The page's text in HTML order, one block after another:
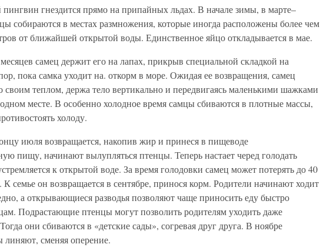
гнездится прямо на припайных льдах. В начале зимы, в марте–
собираются в местах размножения, которые иногда расположены более чем
от ближайшей открытой воды. Единственное яйцо откладывается в мае.
самец держит его на лапах, прикрыв специальной складкой на
пока самка уходит на. откорм в море. Ожидая ее возвращения, самец
своим теплом, держа тело вертикально и передвигаясь маленькими шажками
месте. В особенно холодное время самцы сбиваются в плотные массы,
холоду.
июля возвращается, накопив жир и принеся в пищеводе
пищу, начинают вылупляться птенцы. Теперь настает черед голодать
к открытой воде. За время голодовки самец может потерять до 40
К семье он возвращается в сентябре, принося корм. Родители начинают ходит
а открывающиеся разводья позволяют чаще приносить еду быстро
Подрастающие птенцы могут позволить родителям уходить даже
они сбиваются в «детские сады», согревая друг друга. В ноябре
линяют, сменяя оперение.